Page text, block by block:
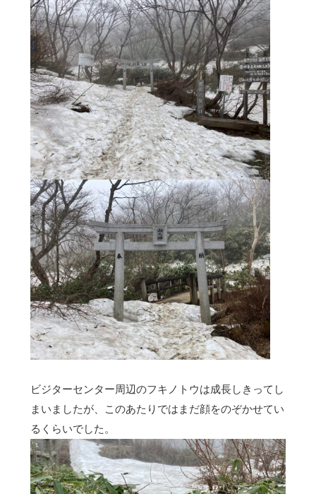
ビジターセンター周辺のフキノトウは成長しきってし
まいましたが、このあたりではまだ顔をのぞかせてい
るくらいでした。